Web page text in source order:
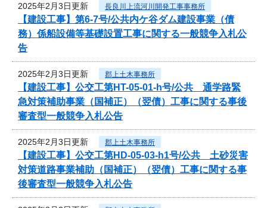
2025年2月3日更新 長良川上流河川開発工事事務所
【建設工事】第6-7号/公共内ケ谷ダム建設事業（債
務）係船設備等基礎設置工事に関する一般競争入札公
告
2025年2月3日更新 郡上土木事務所
【建設工事】公交工第HT-05-01-h号/公共 通学路緊
急対策補助事業（国補正）（翌債）工事に関する事後
審査型一般競争入札公告
2025年2月3日更新 郡上土木事務所
【建設工事】公交工第HD-05-03-h1号/公共 土砂災害
対策道路事業補助（国補正）（翌債）工事に関する事
後審査型一般競争入札公告